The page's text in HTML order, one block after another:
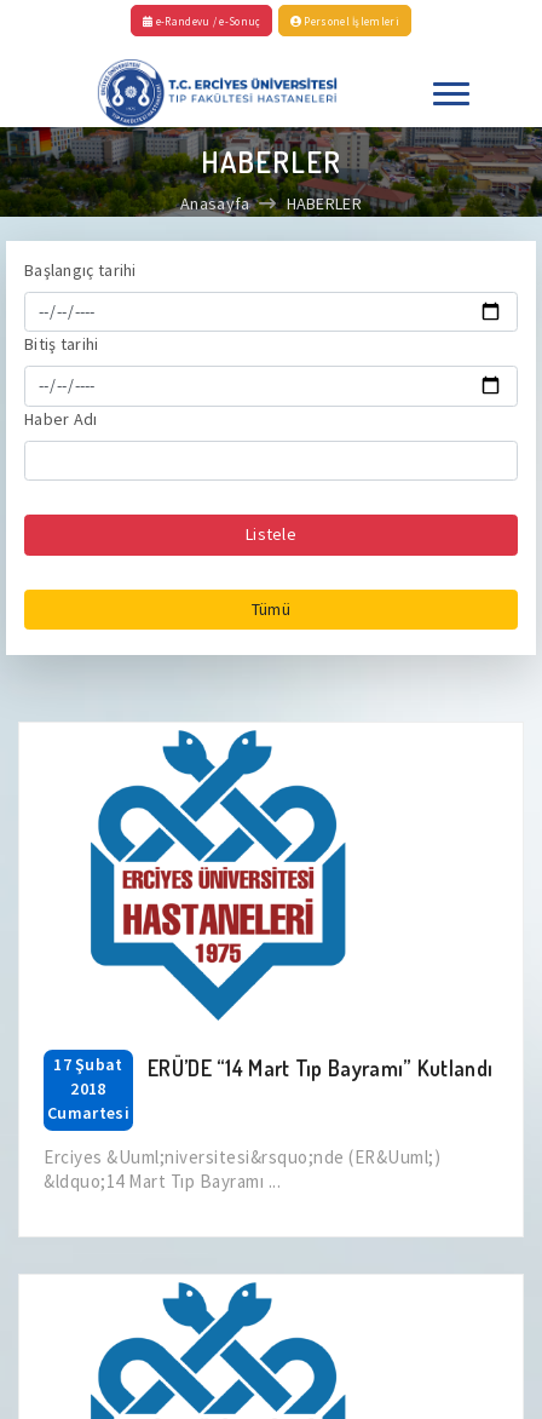
e-Randevu / e-Sonuç Personel İşlemleri
HABERLER
Anasayfa HABERLER
Başlangıç tarihi
Bitiş tarihi
Haber Adı
Listele
Tümü
17 Şubat
2018
Cumartesi
ERÜ’DE “14 Mart Tıp Bayramı” Kutlandı
Erciyes &Uuml;niversitesi&rsquo;nde (ER&Uuml;)
&ldquo;14 Mart Tıp Bayramı ...